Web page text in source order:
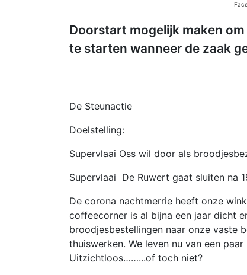
Doorstart mogelijk maken
te starten wanneer de zaak
De Steunactie
Doelstelling:
Supervlaai Oss wil door als
Supervlaai De Ruwert gaat sluiten na
De corona nachtmerrie heeft onze
coffeecorner is al bijna een jaar dicht
broodjesbestellingen naar onze vaste
thuiswerken. We leven nu van een
Uitzichtloos……...of toch niet?